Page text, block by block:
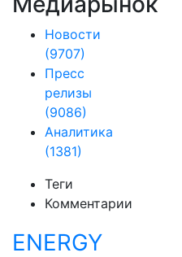
Новости
(9707)
Пресс
релизы
(9086)
Аналитика
(1381)
Теги
Комментарии
ENERGY